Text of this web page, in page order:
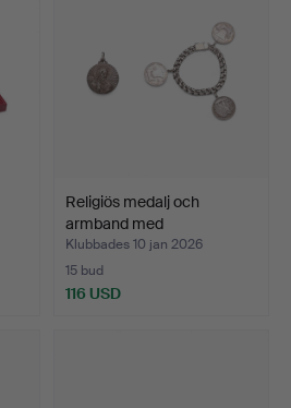
Religiös medalj och
armband med
amerikansk…
Klubbades 10 jan 2026
15 bud
116 USD